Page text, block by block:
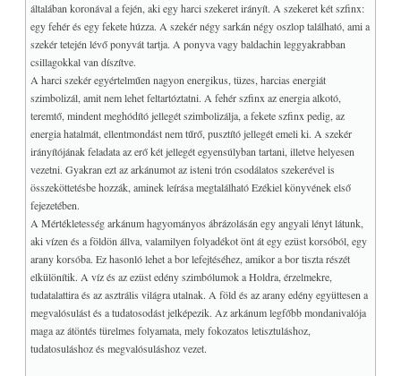
A könyvről
Bevezető
ALAPFOGALMAK
Történelmi áttekintés
A KIS ARKÁNA+
Kabbala és a tarot
A NAGY ARKÁNA +
Mágus - Feltámadás
Papnő - Nap
Királynő - Hold
Király - Csillag
Szeretők - Sátán
általában koronával a fején, aki egy harci szekeret irányít. A szekeret két szfinx:
egy fehér és egy fekete húzza. A szekér négy sarkán négy oszlop található, ami a
szekér tetején lévő ponyvát tartja. A ponyva vagy baldachin leggyakrabban
csillagokkal van díszítve.
A harci szekér egyértelműen nagyon energikus, tüzes, harcias energiát
szimbolizál, amit nem lehet feltartóztatni. A fehér szfinx az energia alkotó,
teremtő, mindent meghódító jellegét szimbolizálja, a fekete szfinx pedig, az
energia hatalmát, ellentmondást nem tűrő, pusztító jellegét emeli ki. A szekér
irányítójának feladata az erő két jellegét egyensúlyban tartani, illetve helyesen
vezetni. Gyakran ezt az arkánumot az isteni trón csodálatos szekerével is
összeköttetésbe hozzák, aminek leírása megtalálható Ezékiel könyvének első
fejezetében.
A Mértékletesség arkánum hagyományos ábrázolásán egy angyali lényt látunk,
aki vízen és a földön állva, valamilyen folyadékot önt át egy ezüst korsóból, egy
arany korsóba. Ez hasonló lehet a bor lefejtéséhez, amikor a bor tiszta részét
elkülönítik. A víz és az ezüst edény szimbólumok a Holdra, érzelmekre,
tudatalattira és az asztrális világra utalnak. A föld és az arany edény együttesen a
megvalósulást és a tudatosodást jelképezik. Az arkánum legfőbb mondanivalója
maga az átöntés türelmes folyamata, mely fokozatos letisztuláshoz,
tudatosuláshoz és megvalósuláshoz vezet.